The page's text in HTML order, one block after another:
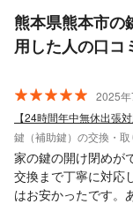
熊本県熊本市の
用した人の口コ
2025
【24時間年中無休出張
鍵（補助鍵）の交換・取
家の鍵の開け閉めが
交換まで丁寧に対応
はお安かったです。